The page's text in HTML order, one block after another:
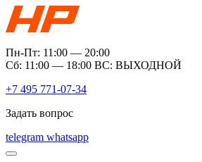
Пн-Пт: 11:00 — 20:00
Сб: 11:00 — 18:00 ВС: ВЫХОДНОЙ
+7 495 771-07-34
Задать вопрос
telegram whatsapp